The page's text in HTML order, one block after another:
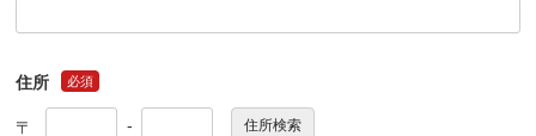
住所 必須
- 郵便番号（下4桁）
住所検索